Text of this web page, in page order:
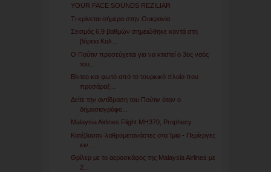
YOUR FACE SOUNDS REZILIAR
Τι κρίνεται σήμερα στην Ουκρανία
Σεισμός 6,9 βαθμών σημειώθηκε κοντά στη
βόρεια Καλ...
Ο Πούτιν προσεύχεται για να κτιστεί ο 3ος ναός
του...
Βίντεο και φωτό από το τουρκικό πλοίο που
προσάραξ...
Δείτε την αντίδραση του Πούτιν όταν ο
δημοσιογράφο...
Malaysia Airlines Flight MH370, Prophecy
Κατέβασαν λαθρομετανάστες στα Ίμια - Περίεργες
κιν...
Θρίλερ με το αεροσκάφος της Malaysia Airlines με
2...